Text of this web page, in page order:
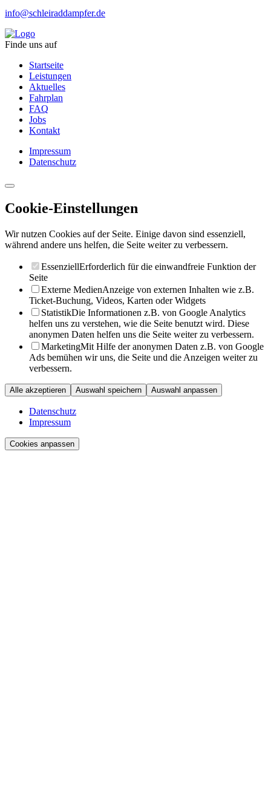
info@schleiraddampfer.de
Finde uns auf
Startseite
Leistungen
Aktuelles
Fahrplan
FAQ
Jobs
Kontakt
Impressum
Datenschutz
Cookie-Einstellungen
Wir nutzen Cookies auf der Seite. Einige davon sind essenziell,
während andere uns helfen, die Seite weiter zu verbessern.
EssenziellErforderlich für die einwandfreie Funktion der
Seite
Externe MedienAnzeige von externen Inhalten wie z.B.
Ticket-Buchung, Videos, Karten oder Widgets
StatistikDie Informationen z.B. von Google Analytics
helfen uns zu verstehen, wie die Seite benutzt wird. Diese
anonymen Daten helfen uns die Seite weiter zu verbessern.
MarketingMit Hilfe der anonymen Daten z.B. von Google
Ads bemühen wir uns, die Seite und die Anzeigen weiter zu
verbessern.
Alle akzeptieren Auswahl speichern Auswahl anpassen
Datenschutz
Impressum
Cookies anpassen